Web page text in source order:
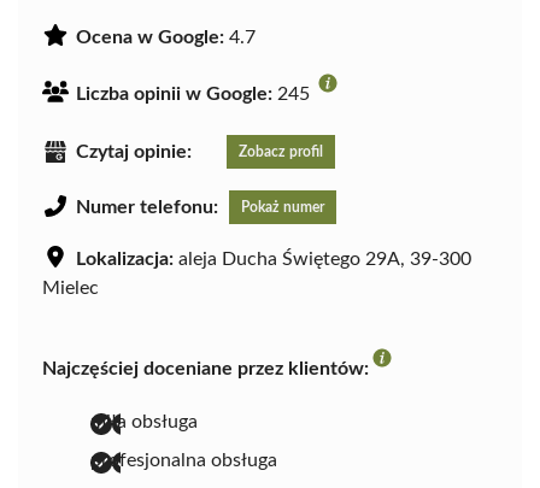
Ocena w Google: 4.7
Liczba opinii w Google: 245
Czytaj opinie: Zobacz profil
Numer telefonu: Pokaż numer
Lokalizacja: aleja Ducha Świętego 29A, 39-300
Mielec
Najczęściej doceniane przez klientów:
miła obsługa
profesjonalna obsługa